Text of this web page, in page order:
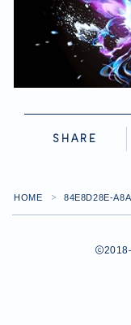
イベント詳細
【ダイスバトルガ
【ダイスバトルガ
ボイベント イベン
お問い合わせ
デモプリセット記
デモプリセット記
デモプリセット記
SHARE
HOME ＞ 84E8D28E-